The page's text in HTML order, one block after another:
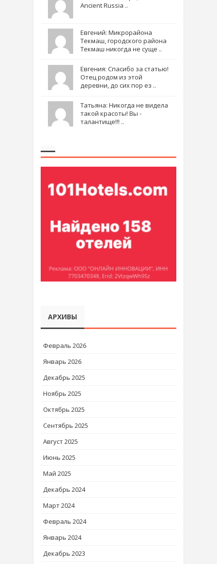
Ancient Russia ..
Евгений: Микрорайона
Текмаш, городского района
Текмаш никогда не суще ..
Евгения: Спасибо за статью!
Отец родом из этой
деревни, до сих пор ез ..
Татьяна: Никогда не видела
такой красоты! Вы -
талантище!!! ..
АРХИВЫ
Февраль 2026
Январь 2026
Декабрь 2025
Ноябрь 2025
Октябрь 2025
Сентябрь 2025
Август 2025
Июнь 2025
Май 2025
Декабрь 2024
Март 2024
Февраль 2024
Январь 2024
Декабрь 2023